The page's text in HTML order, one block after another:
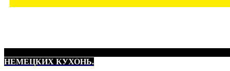
НЕМЕЦКИХ КУХОНЬ.